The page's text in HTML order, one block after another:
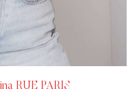
RUE PARIS